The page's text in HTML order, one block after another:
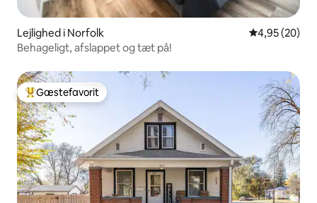
Lejlighed i Norfolk 4,95 ud af 5 i
4,95 (20)
Behageligt, afslappet og tæt på!
Bedste gæstefavorit
Gæstefavorit